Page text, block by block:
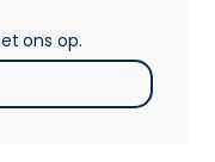
ons op.